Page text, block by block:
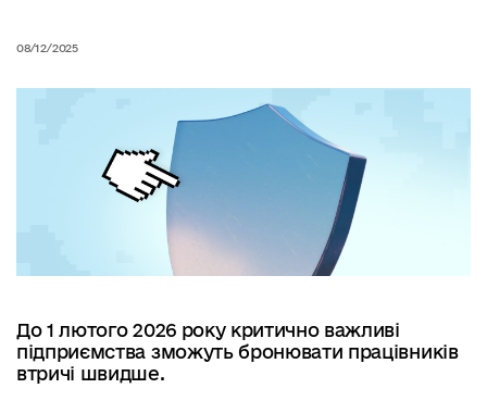
м
08/12/2025
До 1 лютого 2026 року критично важливі
підприємства зможуть бронювати працівників
втричі швидше.